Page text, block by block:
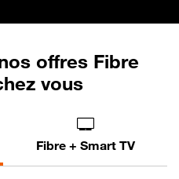
offres Fibre
vous
Fibre + Smart TV